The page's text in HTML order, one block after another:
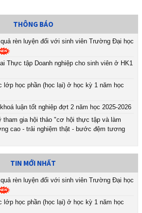
THÔNG BÁO
rèn luyện đối với sinh viên Trường Đại học
Thực tập Doanh nghiệp cho sinh viên ở HK1
lớp học phần (học lại) ở học kỳ 1 năm học
luận tốt nghiệp đợt 2 năm học 2025-2026
tham gia hội thảo "cơ hội thực tập và làm
cao - trải nghiệm thật - bước đệm tương
TIN MỚI NHẤT
rèn luyện đối với sinh viên Trường Đại học
lớp học phần (học lại) ở học kỳ 1 năm học